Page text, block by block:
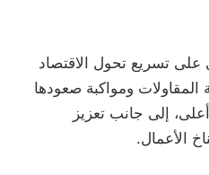
على تسريع تحول الاقتصاد
ومواكبة صعودها
إلى جانب تعزيز
الأعمال.